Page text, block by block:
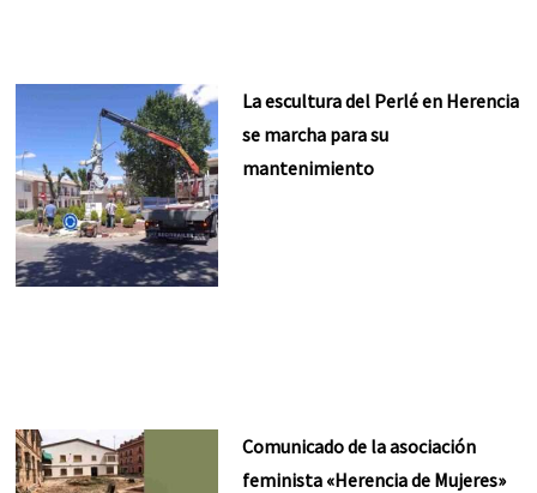
La escultura del Perlé en Herencia
se marcha para su
mantenimiento
Comunicado de la asociación
feminista «Herencia de Mujeres»